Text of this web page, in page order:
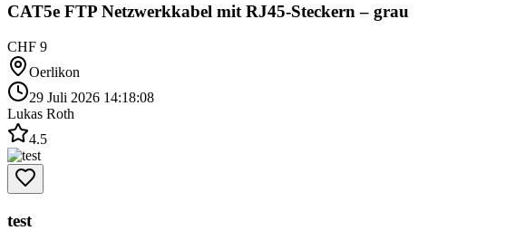
CAT5e FTP Netzwerkkabel mit RJ45-Steckern – grau
CHF 9
Oerlikon
29 Juli 2026 14:18:08
Lukas Roth
4.5
test